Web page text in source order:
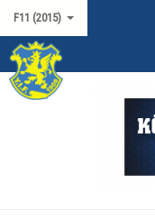
F11 (2015)
HEM